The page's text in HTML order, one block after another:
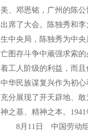
美、邓恩铭，广州的陈
出席了大会。陈独秀和
生中央局，陈独秀为中
亡图存斗争中顽强求索
着工人阶级的利益，而
中华民族谋复兴作为初
充分展现了开天辟地、
神之基、精神之本。
8月11日 中国劳动组合